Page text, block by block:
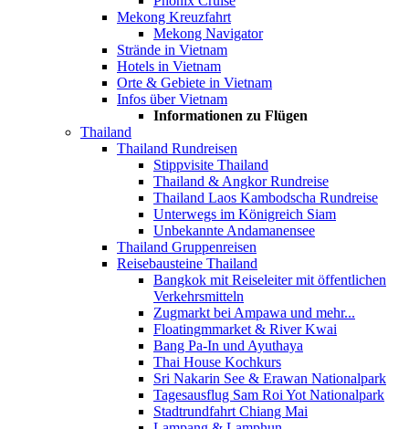
Mekong Kreuzfahrt
Mekong Navigator
Strände in Vietnam
Hotels in Vietnam
Orte & Gebiete in Vietnam
Infos über Vietnam
Informationen zu Flügen
Thailand
Thailand Rundreisen
Stippvisite Thailand
Thailand & Angkor Rundreise
Thailand Laos Kambodscha Rundreise
Unterwegs im Königreich Siam
Unbekannte Andamanensee
Thailand Gruppenreisen
Reisebausteine Thailand
Bangkok mit Reiseleiter mit öffentlichen
Verkehrsmitteln
Zugmarkt bei Ampawa und mehr...
Floatingmmarket & River Kwai
Bang Pa-In und Ayuthaya
Thai House Kochkurs
Sri Nakarin See & Erawan Nationalpark
Tagesausflug Sam Roi Yot Nationalpark
Stadtrundfahrt Chiang Mai